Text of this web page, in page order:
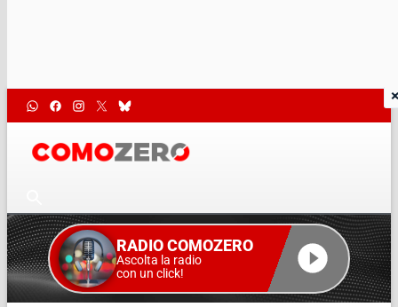
RADIO COMOZERO
Ascolta la radio
con un click!